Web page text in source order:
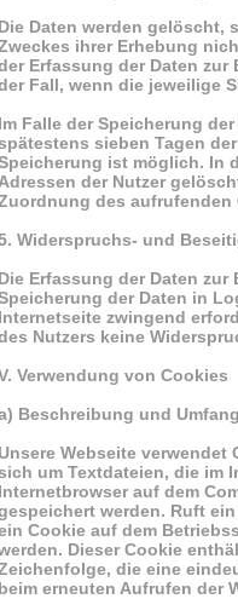
Daten werden gelöscht,
ihrer Erhebung
Erfassung der Daten
Fall, wenn die jeweilige
Falle der Speicherung
sieben Tagen
ist möglich. In
der Nutzer
des
Widerspruchs- und
Erfassung der Daten
der Daten in
zwingend
Nutzers keine
Verwendung von Cookies
Beschreibung und
Webseite verwendet
um Textdateien, die im
auf dem
werden. Ruft
Cookie auf dem
Dieser Cookie
die eine
erneuten Aufrufen der